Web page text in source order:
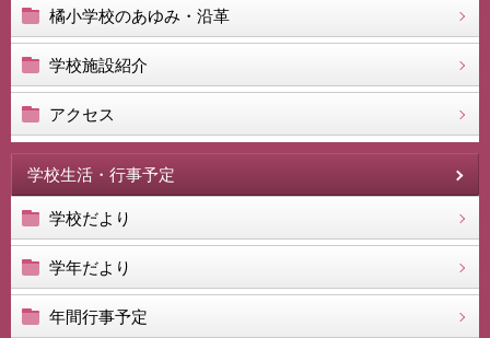
橘小学校のあゆみ・沿革
学校施設紹介
アクセス
学校生活・行事予定
学校だより
学年だより
年間行事予定